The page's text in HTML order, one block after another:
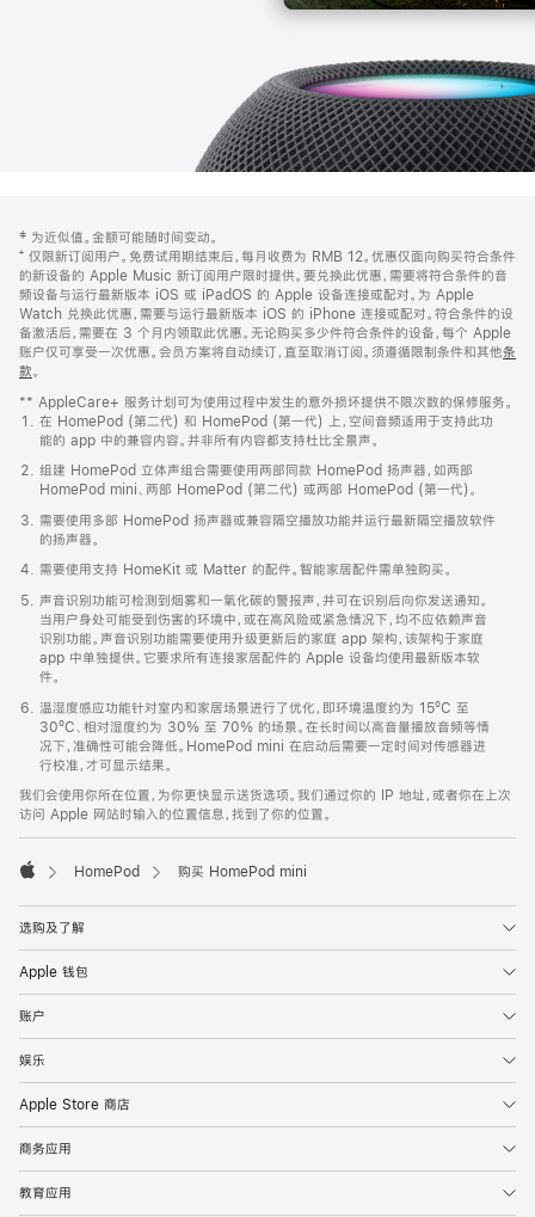
页
页
脚
注
‡ 为近似值。金额可能随时间变动。
⁺ 仅限新订阅用户。免费试用期结束后，每月收费为 RMB 12。优惠仅面向购买符合条件
的新设备的 Apple Music 新订阅用户限时提供。要兑换此优惠，需要将符合条件的音
频设备与运行最新版本 iOS 或 iPadOS 的 Apple 设备连接或配对。为 Apple
Watch 兑换此优惠，需要与运行最新版本 iOS 的 iPhone 连接或配对。符合条件的设
备激活后，需要在 3 个月内领取此优惠。无论购买多少件符合条件的设备，每个 Apple
账户仅可享受一次优惠。会员方案将自动续订，直至取消订阅。须遵循限制条件和其他条
款。
窗
口
中
打
开)
** AppleCare+ 服务计划可为使用过程中发生的意外损坏提供不限次数的保修服务。
在 HomePod (第二代) 和 HomePod (第一代) 上，空间音频适用于支持此功
能的 app 中的兼容内容。并非所有内容都支持杜比全景声。
组建 HomePod 立体声组合需要使用两部同款 HomePod 扬声器，如两部
HomePod mini、两部 HomePod (第二代) 或两部 HomePod (第一代)。
需要使用多部 HomePod 扬声器或兼容隔空播放功能并运行最新隔空播放软件
的扬声器。
需要使用支持 HomeKit 或 Matter 的配件。智能家居配件需单独购买。
声音识别功能可检测到烟雾和一氧化碳的警报声，并可在识别后向你发送通知。
当用户身处可能受到伤害的环境中，或在高风险或紧急情况下，均不应依赖声音
识别功能。声音识别功能需要使用升级更新后的家庭 app 架构，该架构于家庭
app 中单独提供。它要求所有连接家居配件的 Apple 设备均使用最新版本软
件。
温湿度感应功能针对室内和家居场景进行了优化，即环境温度约为 15ºC 至
30ºC、相对湿度约为 30% 至 70% 的场景。在长时间以高音量播放音频等情
况下，准确性可能会降低。HomePod mini 在启动后需要一定时间对传感器进
行校准，才可显示结果。
我们会使用你所在位置，为你更快显示送货选项。我们通过你的 IP 地址，或者你在上次
访问 Apple 网站时输入的位置信息，找到了你的位置。
HomePod 购买 HomePod mini
选购及了解
Apple 钱包
账户
娱乐
Apple Store 商店
商务应用
教育应用